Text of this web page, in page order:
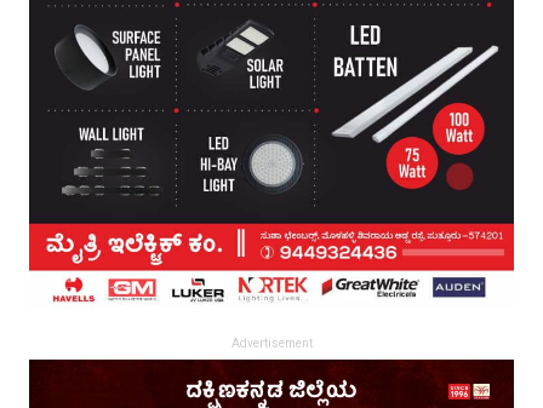
Advertisement